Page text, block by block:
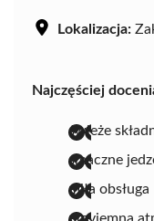
Lokalizacja:
Najczęściej
świeże
smaczne
miła obsługa
przyjemna